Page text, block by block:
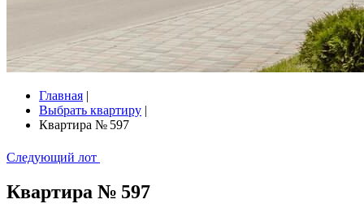
Главная |
Выбрать квартиру |
Квартира № 597
Следующий лот
Квартира № 597